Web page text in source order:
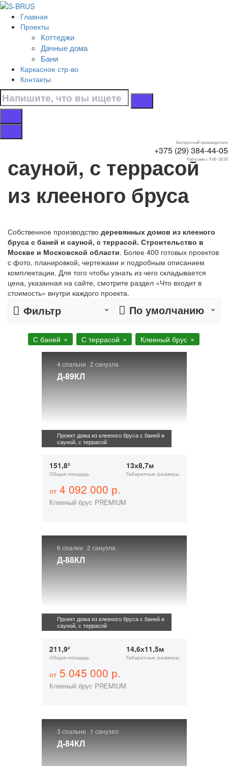
Перейти к контенту
Главная
Проекты
Коттеджи
Дачные дома
Бани
Каркасное стр-во
Контакты
Белорусский производитель
+375 (29) 384-44-05
Работаем с 9.00 -20.00
Главная
Из клееного бруса
С баней и сауной
/
С террасой
Дома с баней и
сауной, с террасой
из клееного бруса
Собственное производство деревянных домов из клееного
бруса с баней и сауной, с террасой. Строительство в
Москве и Московской области. Более 400 готовых проектов
с фото, планировкой, чертежами и подробным описанием
комплектации. Для того чтобы узнать из чего складывается
цена, указанная на сайте, смотрите раздел «Что входит в
стоимость» внутри каждого проекта.
Фильтр По умолчанию
С баней С террасой Клееный брус
4 спальни 2 санузла
Д-89КЛ
Проект дома из клееного бруса с баней и
сауной, с террасой
151,8²
Общая площадь
13х8,7м
Габаритные размеры
от4 092 000 р.
Клееный брус PREMIUM
6 спален 2 санузла
Д-88КЛ
Проект дома из клееного бруса с баней и
сауной, с террасой
211,9²
Общая площадь
14,6х11,5м
Габаритные размеры
от5 045 000 р.
Клееный брус PREMIUM
3 спальни 1 санузел
Д-84КЛ